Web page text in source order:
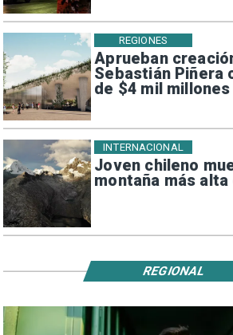
Aprueban
Sebastián Piñera
de $4 mil millones
REGIONES
Joven chileno
montaña más alta
INTERNACIONAL
REGIONAL